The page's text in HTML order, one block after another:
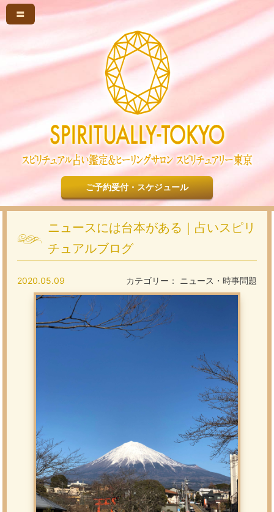
〓
ご予約受付・スケジュール
ニュースには台本がある｜占いスピリ
チュアルブログ
カテゴリー： ニュース・時事問題
2020.05.09